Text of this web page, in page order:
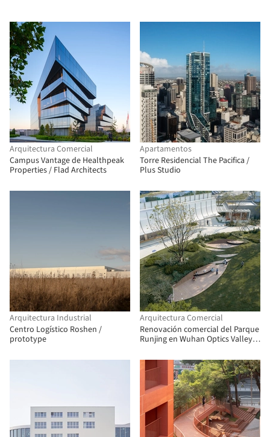
Arquitectura Comercial
Campus Vantage de Healthpeak
Properties / Flad Architects
Apartamentos
Torre Residencial The Pacifica /
Plus Studio
Arquitectura Industrial
Centro Logístico Roshen /
prototype
Arquitectura Comercial
Renovación comercial del Parque
Runjing en Wuhan Optics Valley,
Design + WTD Weitu Design